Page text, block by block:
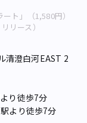
ト」（1,580円）
リース）
清澄白河EAST 2
り徒歩7分
より徒歩7分